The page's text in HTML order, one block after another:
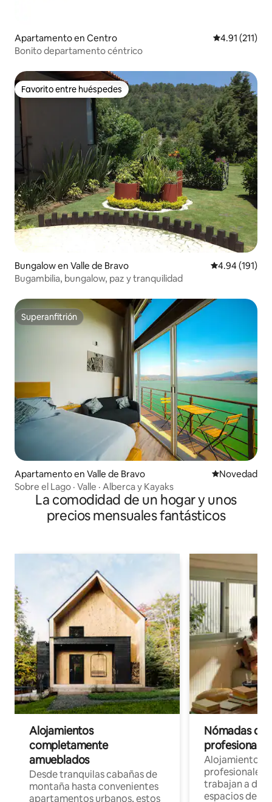
Apartamento en Centro Calificación
4.91 (211)
Bonito departamento céntrico
Favorito entre huéspedes
Favorito entre huéspedes
Bungalow en Valle de Bravo Calificación
4.94 (191)
Bugambilia, bungalow, paz y tranquilidad
Superanfitrión
Superanfitrión
Apartamento en Valle de Bravo Lugar para
Novedad
Sobre el Lago · Valle · Alberca y Kayaks
La comodidad de un hogar y unos
precios mensuales fantásticos
Alojamientos
completamente
amueblados
Desde tranquilas cabañas de
montaña hasta convenientes
apartamentos urbanos, estos
Nómadas
Alojamientos
profesionales
trabajan a
espacios de